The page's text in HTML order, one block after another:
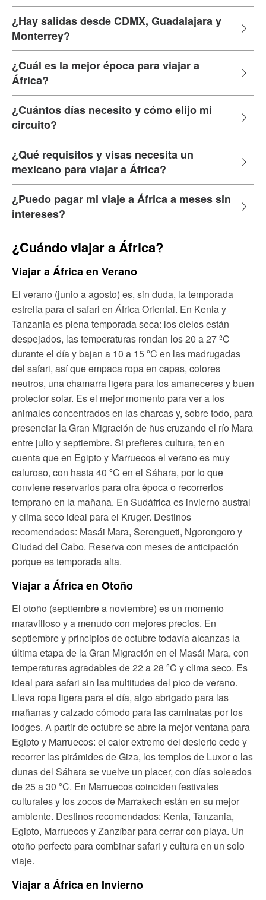
¿Hay salidas desde CDMX, Guadalajara y
Monterrey?
¿Cuál es la mejor época para viajar a
África?
¿Cuántos días necesito y cómo elijo mi
circuito?
¿Qué requisitos y visas necesita un
mexicano para viajar a África?
¿Puedo pagar mi viaje a África a meses sin
intereses?
¿Cuándo viajar a África?
Viajar a África en Verano
El verano (junio a agosto) es, sin duda, la temporada
estrella para el safari en África Oriental. En Kenia y
Tanzania es plena temporada seca: los cielos están
despejados, las temperaturas rondan los 20 a 27 ºC
durante el día y bajan a 10 a 15 ºC en las madrugadas
del safari, así que empaca ropa en capas, colores
neutros, una chamarra ligera para los amaneceres y buen
protector solar. Es el mejor momento para ver a los
animales concentrados en las charcas y, sobre todo, para
presenciar la Gran Migración de ñus cruzando el río Mara
entre julio y septiembre. Si prefieres cultura, ten en
cuenta que en Egipto y Marruecos el verano es muy
caluroso, con hasta 40 ºC en el Sáhara, por lo que
conviene reservarlos para otra época o recorrerlos
temprano en la mañana. En Sudáfrica es invierno austral
y clima seco ideal para el Kruger. Destinos
recomendados: Masái Mara, Serengueti, Ngorongoro y
Ciudad del Cabo. Reserva con meses de anticipación
porque es temporada alta.
Viajar a África en Otoño
El otoño (septiembre a noviembre) es un momento
maravilloso y a menudo con mejores precios. En
septiembre y principios de octubre todavía alcanzas la
última etapa de la Gran Migración en el Masái Mara, con
temperaturas agradables de 22 a 28 ºC y clima seco. Es
ideal para safari sin las multitudes del pico de verano.
Lleva ropa ligera para el día, algo abrigado para las
mañanas y calzado cómodo para las caminatas por los
lodges. A partir de octubre se abre la mejor ventana para
Egipto y Marruecos: el calor extremo del desierto cede y
recorrer las pirámides de Giza, los templos de Luxor o las
dunas del Sáhara se vuelve un placer, con días soleados
de 25 a 30 ºC. En Marruecos coinciden festivales
culturales y los zocos de Marrakech están en su mejor
ambiente. Destinos recomendados: Kenia, Tanzania,
Egipto, Marruecos y Zanzíbar para cerrar con playa. Un
otoño perfecto para combinar safari y cultura en un solo
viaje.
Viajar a África en Invierno